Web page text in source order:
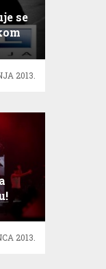
se
2013.
2013.